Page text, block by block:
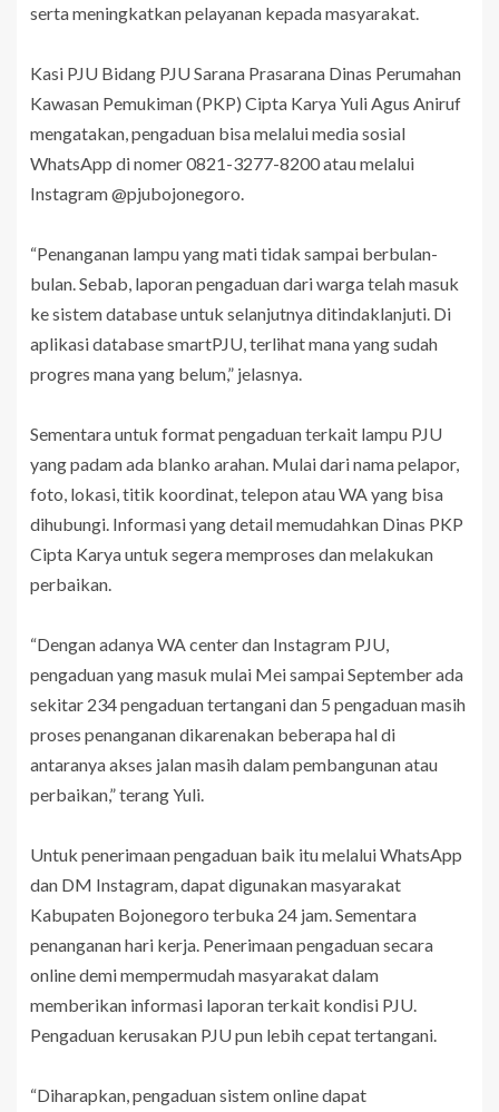
serta meningkatkan pelayanan kepada masyarakat.
Kasi PJU Bidang PJU Sarana Prasarana Dinas Perumahan
Kawasan Pemukiman (PKP) Cipta Karya Yuli Agus Aniruf
mengatakan, pengaduan bisa melalui media sosial
WhatsApp di nomer 0821-3277-8200 atau melalui
Instagram @pjubojonegoro.
“Penanganan lampu yang mati tidak sampai berbulan-
bulan. Sebab, laporan pengaduan dari warga telah masuk
ke sistem database untuk selanjutnya ditindaklanjuti. Di
aplikasi database smartPJU, terlihat mana yang sudah
progres mana yang belum,” jelasnya.
Sementara untuk format pengaduan terkait lampu PJU
yang padam ada blanko arahan. Mulai dari nama pelapor,
foto, lokasi, titik koordinat, telepon atau WA yang bisa
dihubungi. Informasi yang detail memudahkan Dinas PKP
Cipta Karya untuk segera memproses dan melakukan
perbaikan.
“Dengan adanya WA center dan Instagram PJU,
pengaduan yang masuk mulai Mei sampai September ada
sekitar 234 pengaduan tertangani dan 5 pengaduan masih
proses penanganan dikarenakan beberapa hal di
antaranya akses jalan masih dalam pembangunan atau
perbaikan,” terang Yuli.
Untuk penerimaan pengaduan baik itu melalui WhatsApp
dan DM Instagram, dapat digunakan masyarakat
Kabupaten Bojonegoro terbuka 24 jam. Sementara
penanganan hari kerja. Penerimaan pengaduan secara
online demi mempermudah masyarakat dalam
memberikan informasi laporan terkait kondisi PJU.
Pengaduan kerusakan PJU pun lebih cepat tertangani.
“Diharapkan, pengaduan sistem online dapat